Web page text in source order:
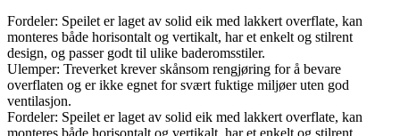
Fordeler: Speilet er laget av solid eik med lakkert overflate, kan
monteres både horisontalt og vertikalt, har et enkelt og stilrent
design, og passer godt til ulike baderomsstiler.
Ulemper: Treverket krever skånsom rengjøring for å bevare
overflaten og er ikke egnet for svært fuktige miljøer uten god
ventilasjon.
Fordeler: Speilet er laget av solid eik med lakkert overflate, kan